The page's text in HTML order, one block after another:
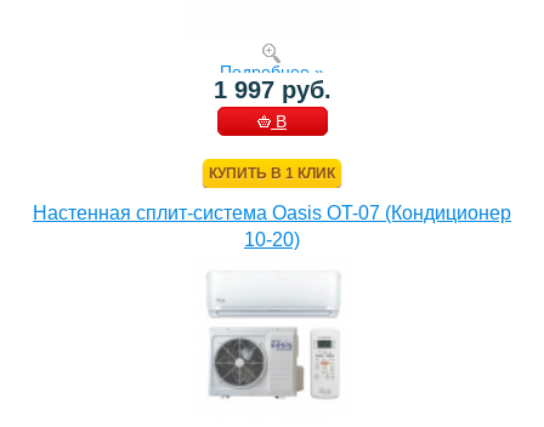
Подробнее »
1 997 руб.
В
КУПИТЬ В 1 КЛИК
Настенная сплит-система Oasis OT-07 (Кондиционер
10-20)